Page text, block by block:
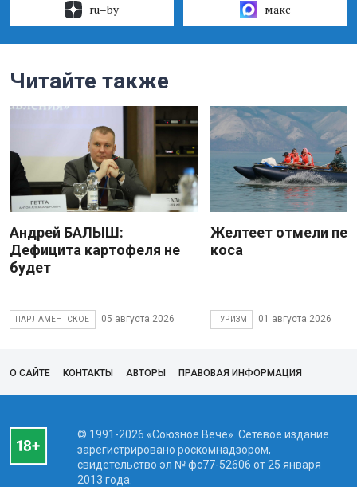
ru–by макс
Читайте также
Андрей БАЛЫШ:
Дефицита картофеля не
будет
ПАРЛАМЕНТСКОЕ 05 августа 2026
Желтеет отмели
коса
ТУРИЗМ 01 августа 2026
О САЙТЕ КОНТАКТЫ АВТОРЫ ПРАВОВАЯ ИНФОРМАЦИЯ
© 1991-2026 «Союзное Вече». Сетевое издание
зарегистрировано роскомнадзором,
свидетельство эл № фc77-52606 от 25 января
2013 года.